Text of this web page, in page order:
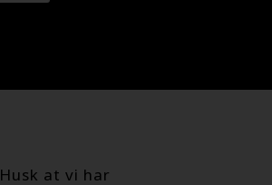
Husk at vi har